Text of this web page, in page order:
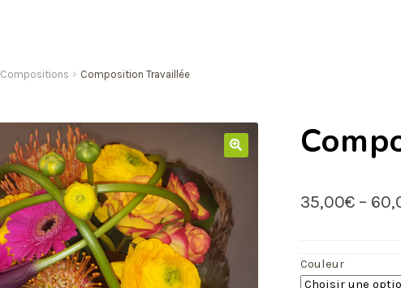
Compositions Composition Travaillée
35,00€ –
Couleur